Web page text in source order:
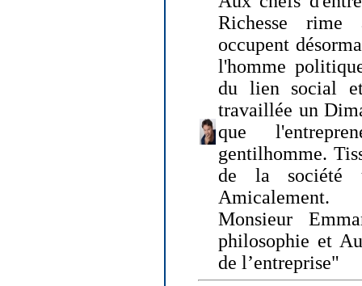
Richesse rime
occupent
l'homme
du lien social
travaillée un
que
gentilhomme.
de la société
Amicalement.
Monsieur
philosophie et
de l’entreprise"